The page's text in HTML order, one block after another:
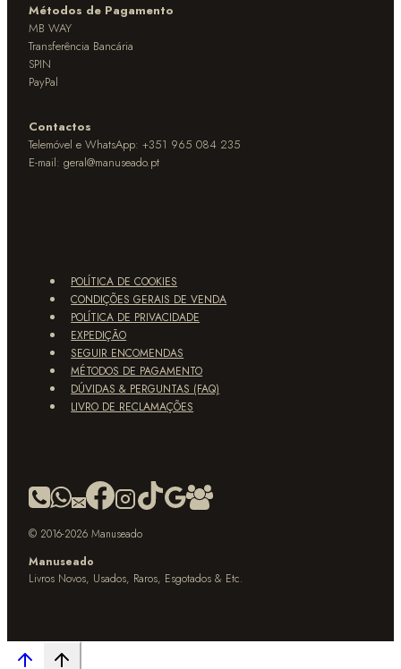
Métodos de Pagamento
MB WAY
Transferência Bancária
SPIN
PayPal
Contactos
Telemóvel e WhatsApp: +351 965 084 235
E-mail: geral@manuseado.pt
POLÍTICA DE COOKIES
CONDIÇÕES GERAIS DE VENDA
POLÍTICA DE PRIVACIDADE
EXPEDIÇÃO
SEGUIR ENCOMENDAS
MÉTODOS DE PAGAMENTO
DÚVIDAS & PERGUNTAS (FAQ)
LIVRO DE RECLAMAÇÕES
© 2016-2026 Manuseado
Manuseado
Livros Novos, Usados, Raros, Esgotados & Etc.